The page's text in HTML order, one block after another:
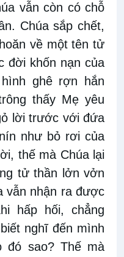
vẫn còn có chỗ
Chúa sắp chết,
về một tên tử
đời khốn nạn của
ghê rợn hắn
thấy Mẹ yêu
lời trước với đứa
như bỏ rơi của
thế mà Chúa lại
tử thần lởn vởn
vẫn nhận ra được
hấp hối, chẳng
nghĩ đến mình
đó sao? Thế mà